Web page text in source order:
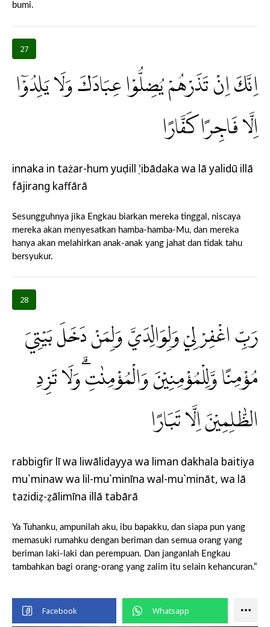
bumi.
27
اِنَّكَ اِنْ تَذَرْهُمْ يُضِلُّوْا عِبَادَكَ وَلَا يَلِدُوْٓا
اِلَّا فَاجِرًا كَفَّارًا
innaka in tażar-hum yuḍillụ 'ibādaka wa lā yalidū illā
fājirang kaffārā
Sesungguhnya jika Engkau biarkan mereka tinggal, niscaya
mereka akan menyesatkan hamba-hamba-Mu, dan mereka
hanya akan melahirkan anak-anak yang jahat dan tidak tahu
bersyukur.
28
رَبِّ اغْفِرْ لِيْ وَلِوَالِدَيَّ وَلِمَنْ دَخَلَ بَيْتِيَ
مُؤْمِنًا وَّلِلْمُؤْمِنِيْنَ وَالْمُؤْمِنٰتِۗ وَلَا تَزِدِ
الظّٰلِمِيْنَ اِلَّا تَبَارًا
rabbigfir lī wa liwālidayya wa liman dakhala baitiya
mu`minaw wa lil-mu`minīna wal-mu`mināt, wa lā
tazidiẓ-ẓālimīna illā tabārā
Ya Tuhanku, ampunilah aku, ibu bapakku, dan siapa pun yang
memasuki rumahku dengan beriman dan semua orang yang
beriman laki-laki dan perempuan. Dan janganlah Engkau
tambahkan bagi orang-orang yang zalim itu selain kehancuran.”